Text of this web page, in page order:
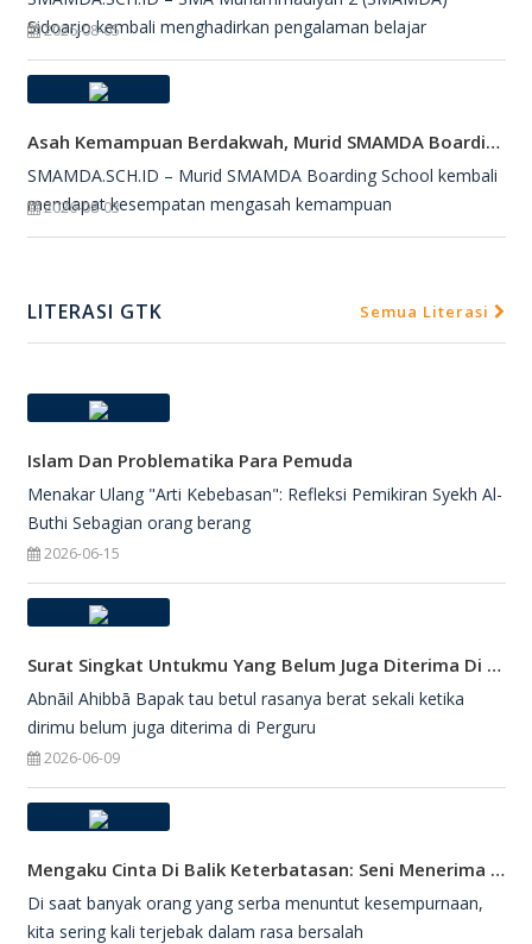
Sidoarjo kembali menghadirkan pengalaman belajar
2026-08-05
Asah Kemampuan Berdakwah, Murid SMAMDA Boarding School Dipercaya Jadi Petugas Salat Jumat
SMAMDA.SCH.ID – Murid SMAMDA Boarding School kembali
mendapat kesempatan mengasah kemampuan
2026-08-03
LITERASI GTK Semua Literasi
Islam Dan Problematika Para Pemuda
Menakar Ulang "Arti Kebebasan": Refleksi Pemikiran Syekh Al-
Buthi Sebagian orang berang
2026-06-15
Surat Singkat Untukmu Yang Belum Juga Diterima Di Perguruan Tinggi
Abnāil Ahibbā Bapak tau betul rasanya berat sekali ketika
dirimu belum juga diterima di Perguru
2026-06-09
Mengaku Cinta Di Balik Keterbatasan: Seni Menerima Diri Di Hadapan Ilahi
Di saat banyak orang yang serba menuntut kesempurnaan,
kita sering kali terjebak dalam rasa bersalah